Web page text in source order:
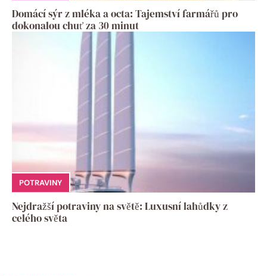
Domácí sýr z mléka a octa: Tajemství farmářů pro
dokonalou chuť za 30 minut
POTRAVINY
Nejdražší potraviny na světě: Luxusní lahůdky z
celého světa